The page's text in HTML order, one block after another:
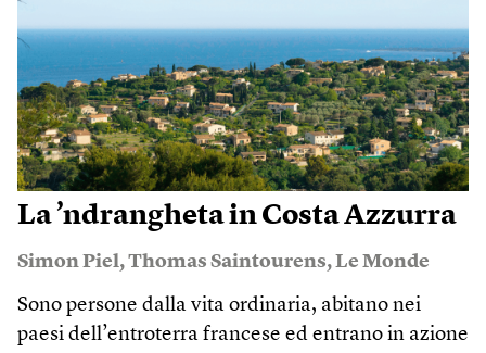
La ’ndrangheta in Costa Azzurra
Simon Piel,Thomas Saintourens,Le Monde
Sono persone dalla vita ordinaria, abitano nei
paesi dell’entroterra francese ed entrano in azione